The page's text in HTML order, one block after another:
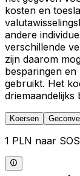
kosten en
andere
verschillende
zijn daarom
besparingen
gebruikt. Het
driemaandelijks
Koersen
1 PLN naar SOS